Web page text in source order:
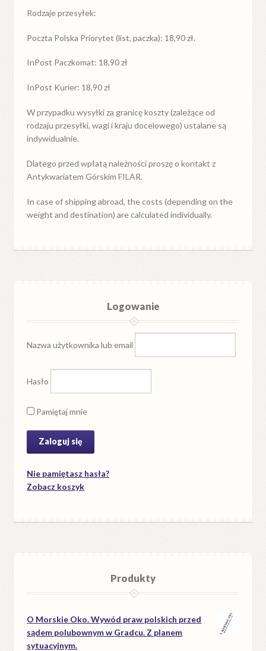
Rodzaje przesyłek:
Poczta Polska Priorytet (list, paczka): 18,90 zł.
InPost Paczkomat: 18,90 zł
InPost Kurier: 18,90 zł
W przypadkuwysyłkiza granicękoszty (zależące od
rodzaju przesyłki, wagi i kraju docelowego) ustalane są
indywidualnie.
Dlatego przed wpłatą należności proszę o kontakt z
Antykwariatem Górskim FILAR.
In case of shipping abroad, the costs (depending on the
weight and destination) are calculated individually.
Logowanie
Nazwa użytkownika lub email
Hasło
Pamiętaj mnie
Nie pamiętasz hasła?
Zobacz koszyk
Produkty
O Morskie Oko. Wywód praw polskich przed
sądem polubownym w Gradcu. Z planem
sytuacyjnym.